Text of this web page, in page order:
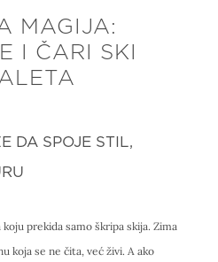
MAGIJA:
I ČARI SKI
DA SPOJE STIL,
prekida samo škripa skija. Zima
koja se ne čita, već živi. A ako